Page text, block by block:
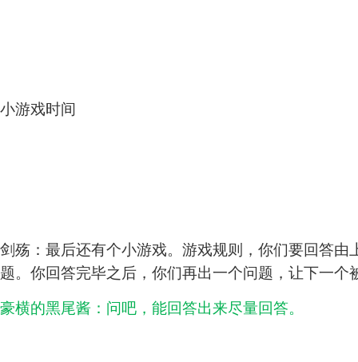
小游戏时间
剑殇：最后还有个小游戏。游戏规则，你们要回答由
题。你回答完毕之后，你们再出一个问题，让下一个
豪横的黑尾酱：问吧，能回答出来尽量回答。